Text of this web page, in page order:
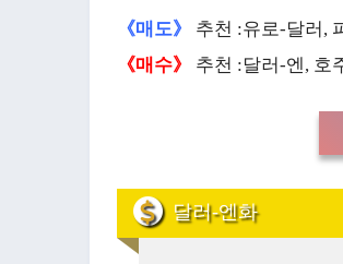
《매도》
추천 :유로-달러,
《매수》
추천 :달러-엔, 호
달러-엔화